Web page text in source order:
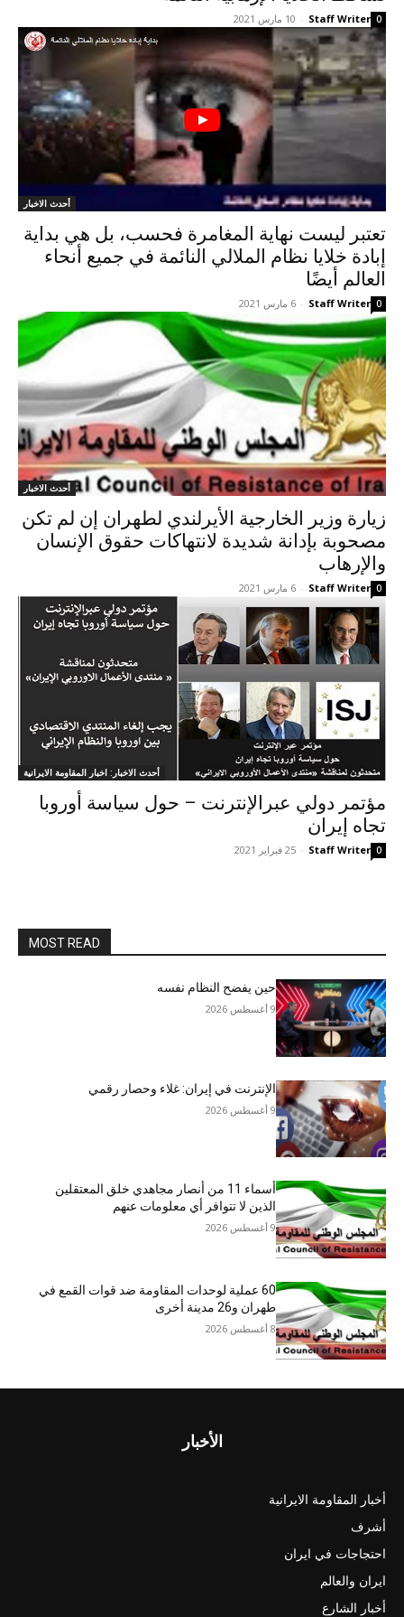
Staff Writer
- 10 مارس 2021 0
أحدث الاخبار
تعتبر ليست نهاية المغامرة فحسب، بل هي بداية
إبادة خلايا نظام الملالي النائمة في جميع أنحاء
العالم أيضًا
Staff Writer
- 6 مارس 2021 0
أحدث الاخبار
زيارة وزير الخارجية الأيرلندي لطهران إن لم تكن
مصحوبة بإدانة شديدة لانتهاكات حقوق الإنسان
والإرهاب
Staff Writer
- 6 مارس 2021 0
أحدث الاخبار: اخبار المقاومة الايرانية
مؤتمر دولي عبرالإنترنت – حول سياسة أوروبا
تجاه إيران
Staff Writer
- 25 فبراير 2021 0
MOST READ
حين يفضح النظام نفسه
9 أغسطس 2026
الإنترنت في إيران: غلاء وحصار رقمي
9 أغسطس 2026
أسماء 11 من أنصار مجاهدي خلق المعتقلين
الذين لا تتوافر أي معلومات عنهم
9 أغسطس 2026
60 عملية لوحدات المقاومة ضد قوات القمع في
طهران و26 مدينة أخرى
8 أغسطس 2026
الأخبار
أخبار المقاومة الايرانية
أشرف
احتجاجات في ايران
ايران والعالم
أخبار الشارع